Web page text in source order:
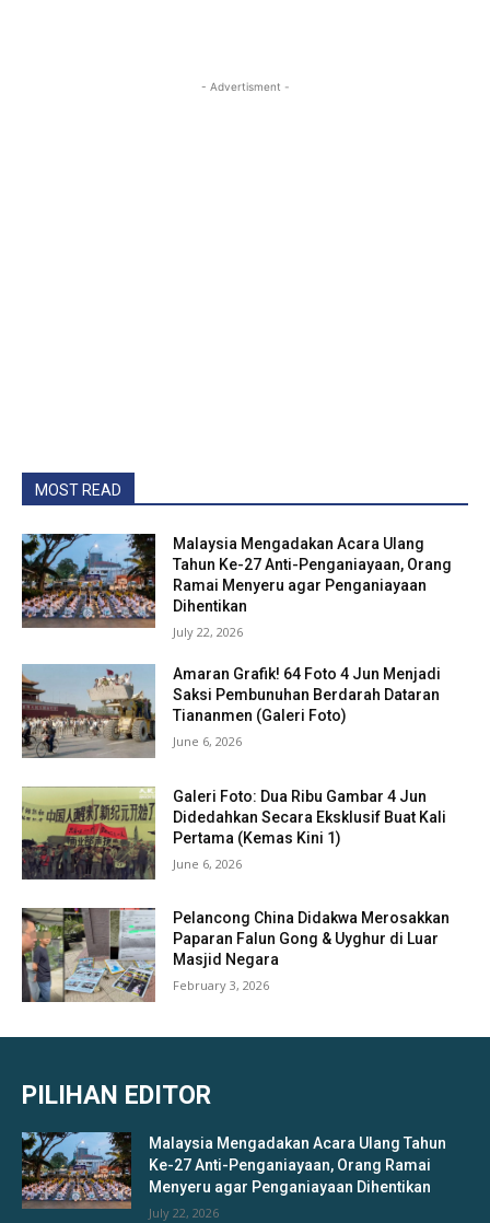
- Advertisment -
MOST READ
Malaysia Mengadakan Acara Ulang
Tahun Ke-27 Anti-Penganiayaan, Orang
Ramai Menyeru agar Penganiayaan
Dihentikan
July 22, 2026
Amaran Grafik! 64 Foto 4 Jun Menjadi
Saksi Pembunuhan Berdarah Dataran
Tiananmen (Galeri Foto)
June 6, 2026
Galeri Foto: Dua Ribu Gambar 4 Jun
Didedahkan Secara Eksklusif Buat Kali
Pertama (Kemas Kini 1)
June 6, 2026
Pelancong China Didakwa Merosakkan
Paparan Falun Gong & Uyghur di Luar
Masjid Negara
February 3, 2026
PILIHAN EDITOR
Malaysia Mengadakan Acara Ulang Tahun
Ke-27 Anti-Penganiayaan, Orang Ramai
Menyeru agar Penganiayaan Dihentikan
July 22, 2026